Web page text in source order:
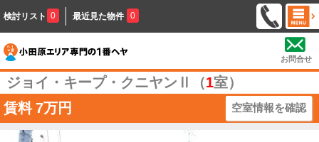
検討リスト 0 最近見た物件 0
お問合せ
ジョイ・キープ・クニヤンⅡ（1室）
賃料 7万円 空室情報を確認